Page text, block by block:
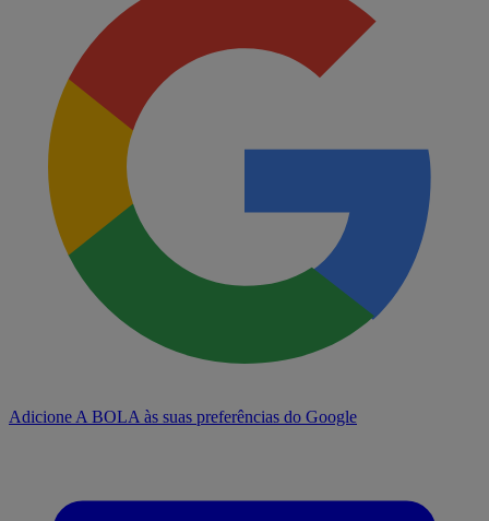
Adicione A BOLA às suas preferências do Google